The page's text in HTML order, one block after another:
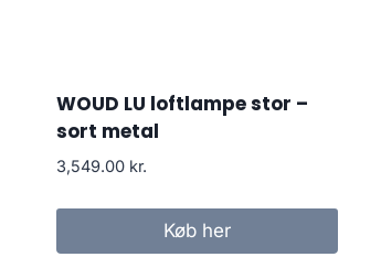
WOUD LU loftlampe stor –
sort metal
3,549.00 kr.
Køb her